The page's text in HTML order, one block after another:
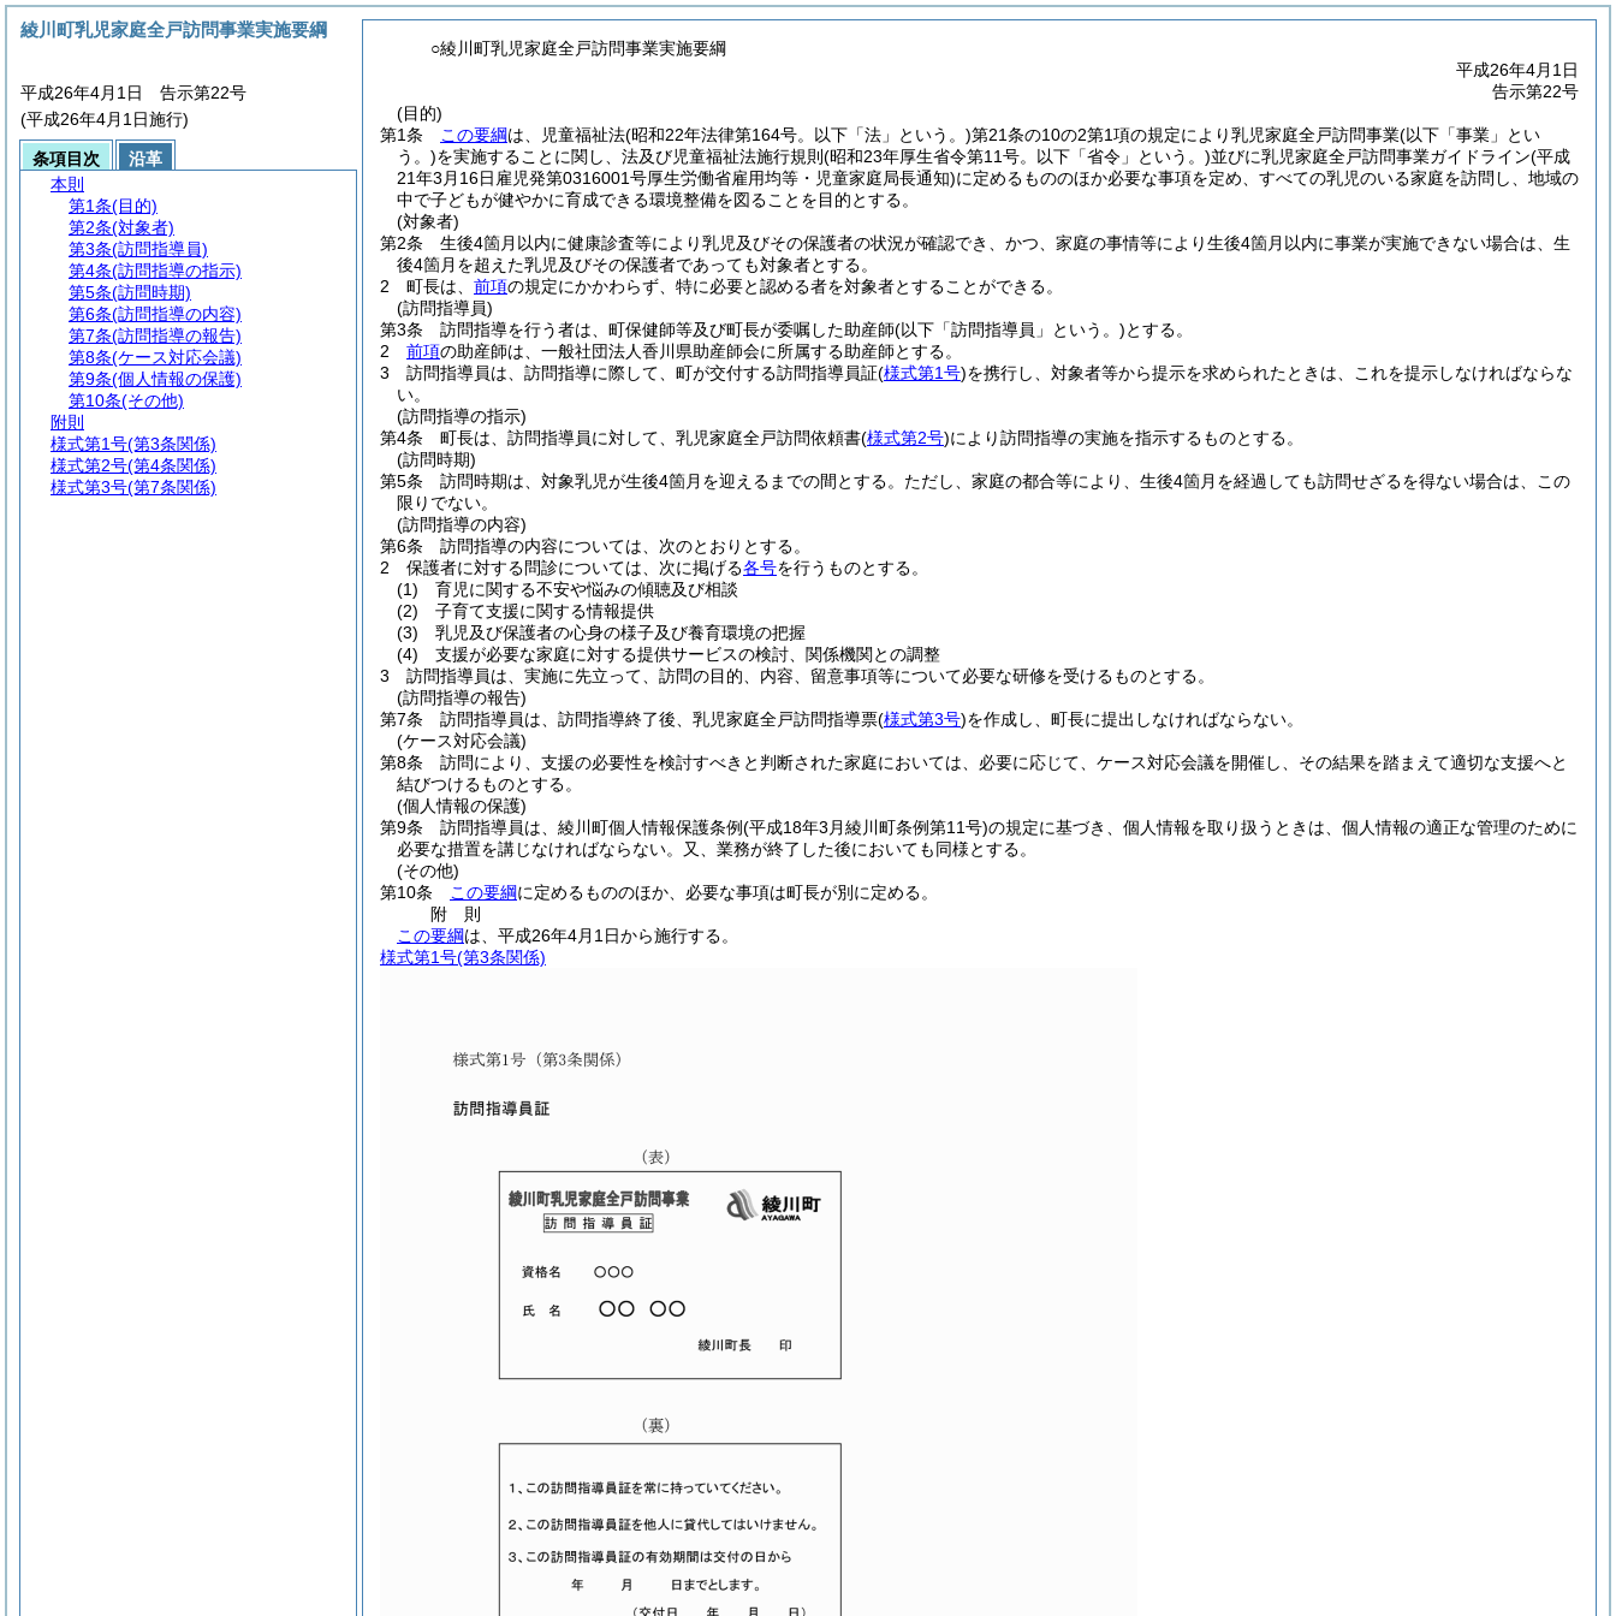
○綾川町乳児家庭全戸訪問事業実施要綱
平成26年4月1日
告示第22号
(目的)
第1条
この要綱は、児童福祉法(昭和22年法律第164号。以下「法」という。)第21条の10の2第1項の規定により乳児家庭全戸訪問事業(以下「事業」とい
う。)を実施することに関し、法及び児童福祉法施行規則 (昭和23年厚生省令第11号。以下「省令」という。)並びに乳児家庭全戸訪問事業ガイドライン(平成
21年3月16日雇児発第0316001号厚生労働省雇用均等・児童家庭局長通知)に定めるもののほか必要な事項を定め、すべての乳児のいる家庭を訪問し、地域の
中で子どもが健やかに育成できる環境整備を図ることを目的とする。
(対象者)
第2条
生後4箇月以内に健康診査等により乳児及びその保護者の状況が確認でき、かつ、家庭の事情等により生後4箇月以内に事業が実施できない場合は、生
後4箇月を超えた乳児及びその保護者であっても対象者とする。
2
町長は、 前項の規定にかかわらず、特に必要と認める者を対象者とすることができる。
(訪問指導員)
第3条
訪問指導を行う者は、町保健師等及び町長が委嘱した助産師(以下「訪問指導員」という。)とする。
2
前項の助産師は、一般社団法人香川県助産師会に所属する助産師とする。
3
訪問指導員は、訪問指導に際して、町が交付する訪問指導員証(様式第1号)を携行し、対象者等から提示を求められたときは、これを提示しなければならな
い。
(訪問指導の指示)
第4条
町長は、訪問指導員に対して、乳児家庭全戸訪問依頼書(様式第2号)により訪問指導の実施を指示するものとする。
(訪問時期)
第5条
訪問時期は、対象乳児が生後4箇月を迎えるまでの間とする。 ただし、家庭の都合等により、生後4箇月を経過しても訪問せざるを得ない場合は、この
限りでない。
(訪問指導の内容)
第6条
訪問指導の内容については、次のとおりとする。
2
保護者に対する問診については、次に掲げる各号を行うものとする。
(1)
育児に関する不安や悩みの傾聴及び相談
(2)
子育て支援に関する情報提供
(3)
乳児及び保護者の心身の様子及び養育環境の把握
(4)
支援が必要な家庭に対する提供サービスの検討、関係機関との調整
3
訪問指導員は、実施に先立って、訪問の目的、内容、留意事項等について必要な研修を受けるものとする。
(訪問指導の報告)
第7条
訪問指導員は、訪問指導終了後、乳児家庭全戸訪問指導票(様式第3号)を作成し、町長に提出しなければならない。
(ケース対応会議)
第8条
訪問により、支援の必要性を検討すべきと判断された家庭においては、必要に応じて、ケース対応会議を開催し、その結果を踏まえて適切な支援へと
結びつけるものとする。
(個人情報の保護)
第9条
訪問指導員は、綾川町個人情報保護条例(平成18年3月綾川町条例第11号)の規定に基づき、個人情報を取り扱うときは、個人情報の適正な管理のために
必要な措置を講じなければならない。
又、業務が終了した後においても同様とする。
(その他)
第10条
この要綱に定めるもののほか、必要な事項は町長が別に定める。
附 則
この要綱は、平成26年4月1日から施行する。
様式第1号(第3条関係)
綾川町乳児家庭全戸訪問事業実施要綱
平成26年4月1日 告示第22号
(平成26年4月1日施行)
条項目次
沿革
本則
第1条(目的)
第2条(対象者)
第3条(訪問指導員)
第4条(訪問指導の指示)
第5条(訪問時期)
第6条(訪問指導の内容)
第7条(訪問指導の報告)
第8条(ケース対応会議)
第9条(個人情報の保護)
第10条(その他)
附則
様式第1号(第3条関係)
様式第2号(第4条関係)
様式第3号(第7条関係)